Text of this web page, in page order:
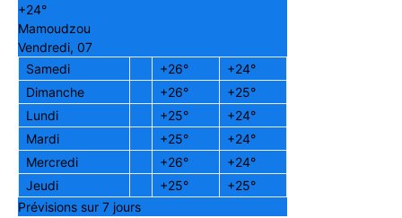
+24°
Mamoudzou
Vendredi, 07
Samedi
+26° +24°
Dimanche
+26° +25°
Lundi
+25° +24°
Mardi
+25° +24°
Mercredi
+26° +24°
Jeudi
+25° +25°
Prévisions sur 7 jours